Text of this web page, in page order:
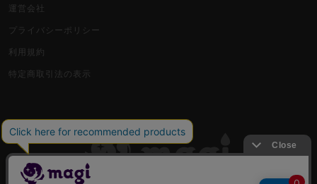
ドラゴンボールヒーローズ
スポーツ
アイカツ
運営会社
プライバシーポリシー
利用規約
特定商取引法の表示